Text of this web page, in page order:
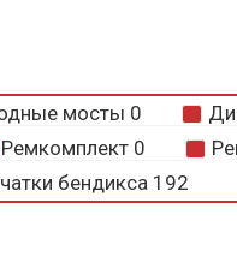
мосты 0
Ремкомплект 0
бендикса 192